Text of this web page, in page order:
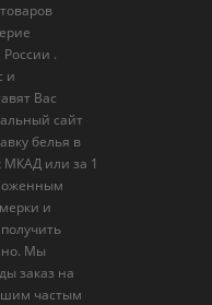
.
и
Вас
сайт
белья в
МКАД или за 1
и
Мы
заказ на
частым